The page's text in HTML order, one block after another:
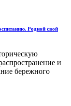
Родной свой
и
бережного